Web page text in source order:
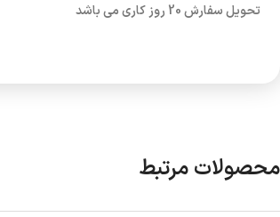
تحویل سفارش 20 روز کاری می باشد
محصولات مرتبط